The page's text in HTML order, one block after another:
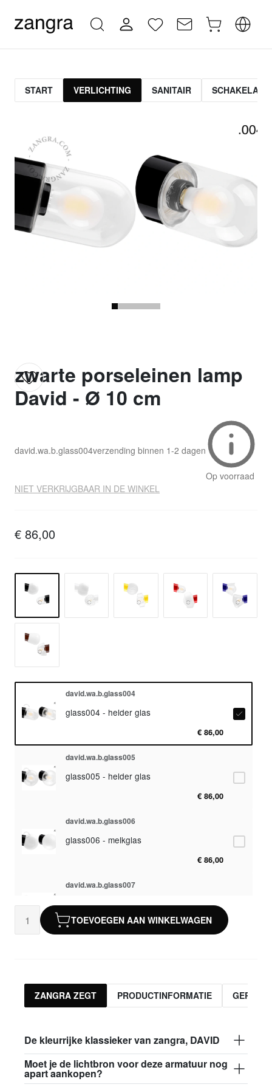
START VERLICHTING SANITAIR
zwarte porseleinen lamp
David - Ø 10 cm
david.wa.b.glass004verzending binnen 1-2 dagen
Op voorraad
NIET VERKRIJGBAAR IN DE WINKEL
€ 86,00
david.wa.b.glass004
glass004 - helder glas
€ 86,00
david.wa.b.glass005
glass005 - helder glas
€ 86,00
david.wa.b.glass006
glass006 - melkglas
€ 86,00
david.wa.b.glass007
glass007 - mat glas
€ 82,50
€ 82,50
€ 86,00
david.wa.b.glass013
TOEVOEGEN AAN WINKELWAGEN
ZANGRA ZEGT PRODUCTINFORMATIE
De kleurrijke klassieker van zangra, DAVID
Moet je de lichtbron voor deze armatuur nog
apart aankopen?